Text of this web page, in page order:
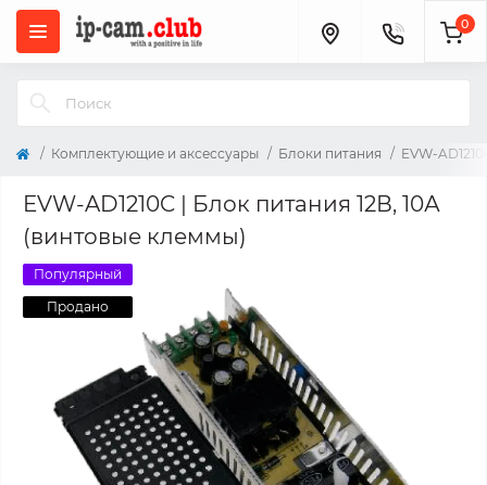
0
Комплектующие и аксессуары Блоки питания EVW-
EVW-AD1210C | Блок питания 12В, 10А
(винтовые клеммы)
Популярный
Продано